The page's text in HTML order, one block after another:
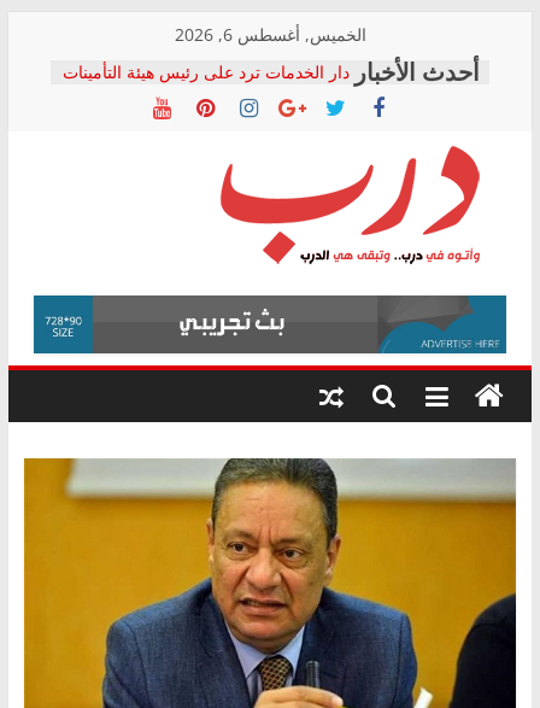
content
الخميس, أغسطس 6, 2026
دار الخدمات ترد على رئيس هيئة التأمينات
بعد مؤتمره الصحفي: إنكار الأزمة لا ينهي
معاناة أصحاب المعاشات.. ونطالب بكشف
فرحات سليمان يكتب: القطاع الصحي إلى
أين؟
حزب التحالف الشعبي يطلق لجنة “الحق
في الصحة” بالإسكندرية لرصد الانتهاكات
ودعم المرضى
الوزاري لمدينة الصحفيين.. وانتهاء أعمال
إنشاء المبنى الإداري
المجلس القومي لحقوق الإنسان يعلن
متابعة قضية الدكتور محمد زهران.. ويؤكد:
قرينة البراءة وضمانات المحاكمة العادلة
درب
وأتوه
درب..
وتبقى
هي